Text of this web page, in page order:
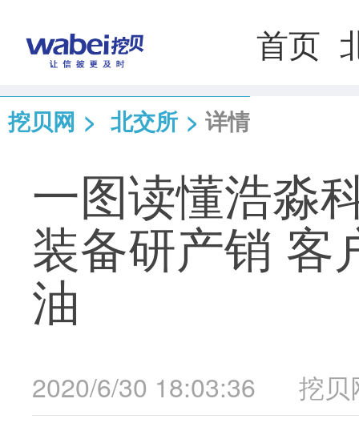
首页
挖贝网 > 北交所 > 详情
一图读懂浩淼
装备研产销 客
油
2020/6/30 18:03:36 挖贝